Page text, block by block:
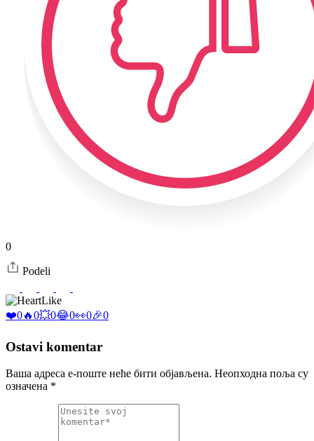
0
Podeli
Like
❤️0🔥0💥0😂0👀0🎉0
Ostavi komentar
Ваша адреса е-поште неће бити објављена. Неопходна поља су
означена *